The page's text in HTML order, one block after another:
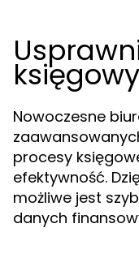
Nowoczesne
procesy
efektywność.
możliwe jest
danych